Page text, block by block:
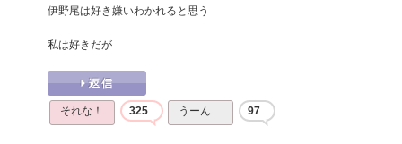
伊野尾は好き嫌いわかれると思う
私は好きだが
それな！ 325 うーん… 97